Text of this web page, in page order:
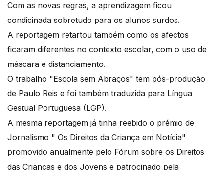
Com as novas regras, a aprendizagem ficou
condicinada sobretudo para os alunos surdos.
A reportagem retartou também como os afectos
ficaram diferentes no contexto escolar, com o uso de
máscara e distanciamento.
O trabalho "Escola sem Abraços" tem pós-produção
de Paulo Reis e foi também traduzida para Língua
Gestual Portuguesa (LGP).
A mesma reportagem já tinha reebido o prémio de
Jornalismo " Os Direitos da Criança em Notícia"
promovido anualmente pelo Fórum sobre os Direitos
das Crianças e dos Jovens e patrocinado pela